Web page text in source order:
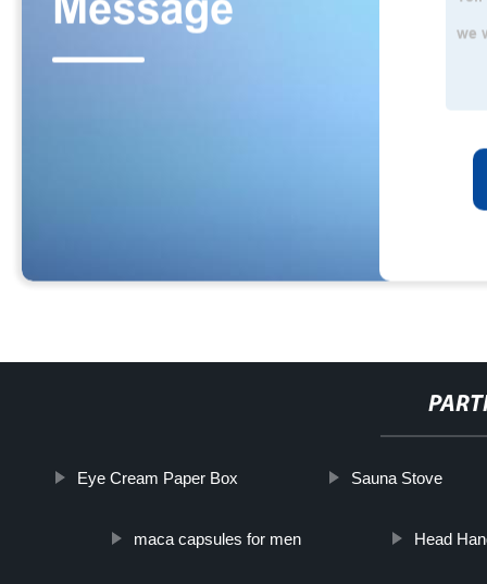
Eye Cream Paper Box Sauna Stove
maca capsules for men Head